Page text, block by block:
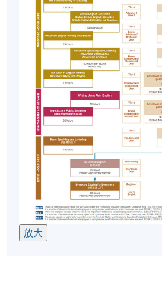
以下非本地/非永久性香港居民有
進修學院修讀兼讀制英語語言課
安排（他們在修讀兼讀制課程前
1. 持有香港學生簽證並在HKU
2. 持有單程證在香港居住的人士；
3. 以受養者身分到港的人士；
4. 持有有效工作/就業簽證的人；
5. 根據資本投資者入境計畫留在
6. 持有非本地畢業生移民安排
個人申請人有責任確保其簽證有
安排。報名時，非本地申請者必
證的原件。
放大